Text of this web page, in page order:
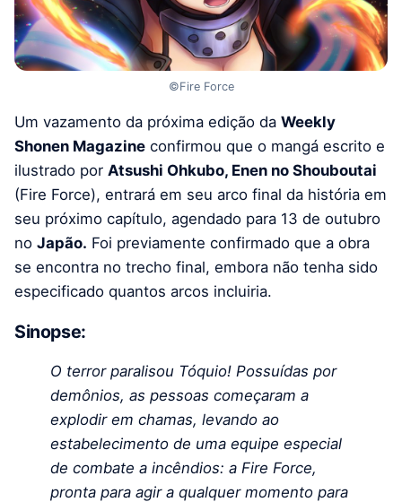
©Fire Force
Um vazamento da próxima edição da Weekly
Shonen Magazine confirmou que o mangá escrito e
ilustrado por Atsushi Ohkubo, Enen no Shouboutai
(Fire Force), entrará em seu arco final da história em
seu próximo capítulo, agendado para 13 de outubro
no Japão. Foi previamente confirmado que a obra
se encontra no trecho final, embora não tenha sido
especificado quantos arcos incluiria.
Sinopse:
O terror paralisou Tóquio! Possuídas por
demônios, as pessoas começaram a
explodir em chamas, levando ao
estabelecimento de uma equipe especial
de combate a incêndios: a Fire Force,
pronta para agir a qualquer momento para